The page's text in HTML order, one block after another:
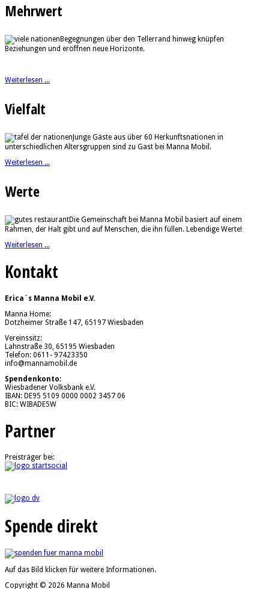
Mehrwert
Begegnungen über den Tellerrand hinweg knüpfen
Beziehungen und eröffnen neue Horizonte.
Weiterlesen ...
Vielfalt
Junge Gäste aus über 60 Herkunftsnationen in
unterschiedlichen Altersgruppen sind zu Gast bei Manna Mobil.
Weiterlesen ...
Werte
Die Gemeinschaft bei Manna Mobil basiert auf einem
Rahmen, der Halt gibt und auf Menschen, die ihn füllen. Lebendige Werte!
Weiterlesen ...
Kontakt
Erica´s Manna Mobil e.V.
Manna Home:
Dotzheimer Straße 147, 65197 Wiesbaden
Vereinssitz:
Lahnstraße 30, 65195 Wiesbaden
Telefon: 0611- 97423350
info@mannamobil.de
Spendenkonto:
Wiesbadener Volksbank e.V.
IBAN: DE95 5109 0000 0002 3457 06
BIC: WIBADE5W
Partner
Preisträger bei:
Spende direkt
Auf das Bild klicken für weitere Informationen.
Copyright © 2026 Manna Mobil